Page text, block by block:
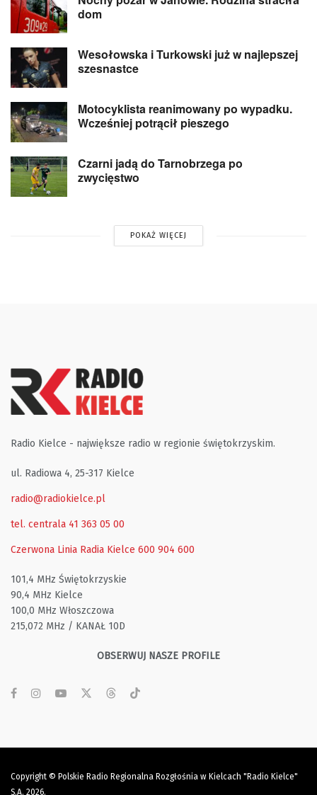
dom
Wesołowska i Turkowski już w najlepszej
szesnastce
Motocyklista reanimowany po wypadku.
Wcześniej potrącił pieszego
Czarni jadą do Tarnobrzega po
zwycięstwo
POKAŻ WIĘCEJ
Radio Kielce - największe radio w regionie świętokrzyskim.
ul. Radiowa 4, 25-317 Kielce
radio@radiokielce.pl
tel. centrala 41 363 05 00
Czerwona Linia Radia Kielce 600 904 600
101,4 MHz Świętokrzyskie
90,4 MHz Kielce
100,0 MHz Włoszczowa
215,072 MHz / KANAŁ 10D
OBSERWUJ NASZE PROFILE
Copyright © Polskie Radio Regionalna Rozgłośnia w Kielcach "Radio Kielce"
S.A. 2026.